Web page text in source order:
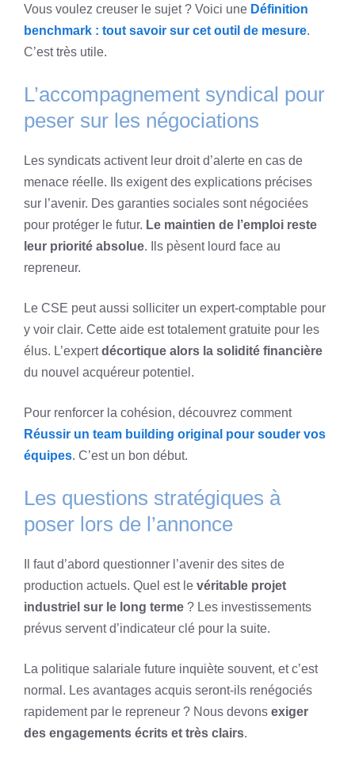
Vous voulez creuser le sujet ? Voici une Définition
benchmark : tout savoir sur cet outil de mesure.
C’est très utile.
L’accompagnement syndical pour
peser sur les négociations
Les syndicats activent leur droit d’alerte en cas de
menace réelle. Ils exigent des explications précises
sur l’avenir. Des garanties sociales sont négociées
pour protéger le futur. Le maintien de l’emploi reste
leur priorité absolue. Ils pèsent lourd face au
repreneur.
Le CSE peut aussi solliciter un expert-comptable pour
y voir clair. Cette aide est totalement gratuite pour les
élus. L’expertdécortique alors la solidité financière
du nouvel acquéreur potentiel.
Pour renforcer la cohésion, découvrez comment
Réussir un team building original pour souder vos
équipes. C’est un bon début.
Les questions stratégiques à
poser lors de l’annonce
Il faut d’abord questionner l’avenir des sites de
production actuels. Quel est le véritable projet
industriel sur le long terme ? Les investissements
prévus servent d’indicateur clé pour la suite.
La politique salariale future inquiète souvent, et c’est
normal. Les avantages acquis seront-ils renégociés
rapidement par le repreneur ? Nous devons exiger
des engagements écrits et très clairs.